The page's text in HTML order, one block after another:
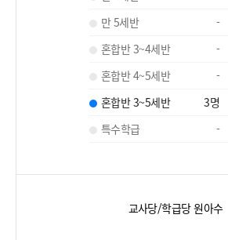
만 5세반
-
혼합반 3~4세반
-
혼합반 4~5세반
-
혼합반 3~5세반
3명
특수학급
-
교사당/학급당 원아수